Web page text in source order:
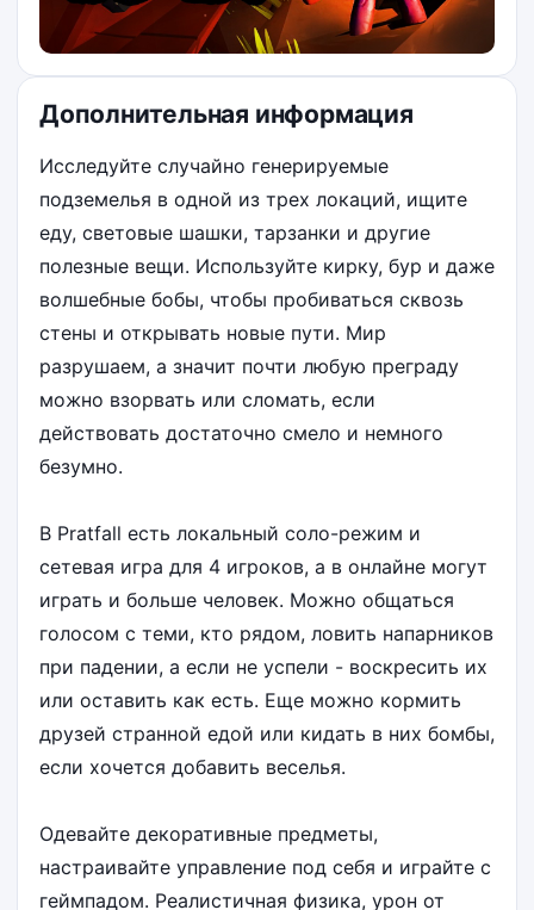
Дополнительная информация
Исследуйте случайно генерируемые
подземелья в одной из трех локаций, ищите
еду, световые шашки, тарзанки и другие
полезные вещи. Используйте кирку, бур и даже
волшебные бобы, чтобы пробиваться сквозь
стены и открывать новые пути. Мир
разрушаем, а значит почти любую преграду
можно взорвать или сломать, если
действовать достаточно смело и немного
безумно.
В Pratfall есть локальный соло-режим и
сетевая игра для 4 игроков, а в онлайне могут
играть и больше человек. Можно общаться
голосом с теми, кто рядом, ловить напарников
при падении, а если не успели - воскресить их
или оставить как есть. Еще можно кормить
друзей странной едой или кидать в них бомбы,
если хочется добавить веселья.
Одевайте декоративные предметы,
настраивайте управление под себя и играйте с
геймпадом. Реалистичная физика, урон от